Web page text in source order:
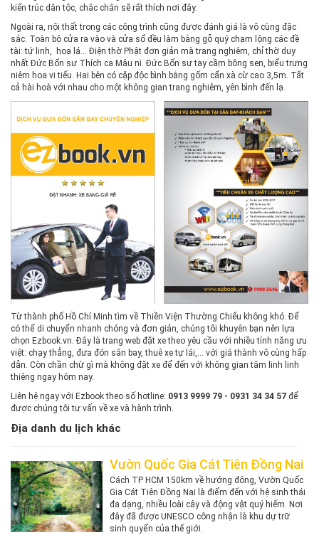
kiến trúc dân tộc, chắc chắn sẽ rất thích nơi đây.
Ngoài ra, nội thất trong các công trình cũng được đánh giá là vô cùng đặc
sắc. Toàn bộ cửa ra vào và cửa sổ đều làm bằng gỗ quý chạm lộng các đề
tài: tứ linh, hoa lá… Điện thờ Phật đơn giản mà trang nghiêm, chỉ thờ duy
nhất Đức Bổn sư Thích ca Mâu ni. Đức Bổn sư tay cầm bông sen, biểu trưng
niêm hoa vi tiếu. Hai bên có cặp độc bình bằng gốm cẩn xà cừ cao 3,5m. Tất
cả hài hoà với nhau cho một không gian trang nghiêm, yên bình đến lạ.
Từ thành phố Hồ Chí Minh tìm về Thiền Viện Thường Chiếu không khó. Để
có thể di chuyển nhanh chóng và đơn giản, chúng tôi khuyên bạn nên lựa
chọn Ezbook.vn. Đây là trang web đặt xe theo yêu cầu với nhiều tính năng ưu
việt: chạy thẳng, đưa đón sân bay, thuê xe tự lái,... với giá thành vô cùng hấp
dẫn. Còn chần chừ gì mà không đặt xe để đến với không gian tâm linh linh
thiêng ngay hôm nay.
Liên hệ ngay với Ezbook theo số hotline: 0913 9999 79 - 0931 34 34 57 để
được chúng tôi tư vấn về xe và hành trình.
Địa danh du lịch khác
Vườn Quốc Gia Cát Tiên Đồng Nai
Cách TP HCM 150km về hướng đông, Vườn Quốc
Gia Cát Tiên Đồng Nai là điểm đến với hệ sinh thái
đa dạng, nhiều loài cây và động vật quý hiếm. Nơi
đây đã được UNESCO công nhận là khu dự trữ
sinh quyển của thế giới.